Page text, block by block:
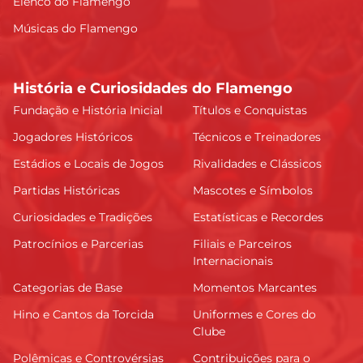
Músicas do Flamengo
História e Curiosidades do Flamengo
Fundação e História Inicial
Títulos e Conquistas
Jogadores Históricos
Técnicos e Treinadores
Estádios e Locais de Jogos
Rivalidades e Clássicos
Partidas Históricas
Mascotes e Símbolos
Curiosidades e Tradições
Estatísticas e Recordes
Patrocínios e Parcerias
Filiais e Parceiros
Internacionais
Categorias de Base
Momentos Marcantes
Hino e Cantos da Torcida
Uniformes e Cores do
Clube
Polêmicas e Controvérsias
Contribuições para o